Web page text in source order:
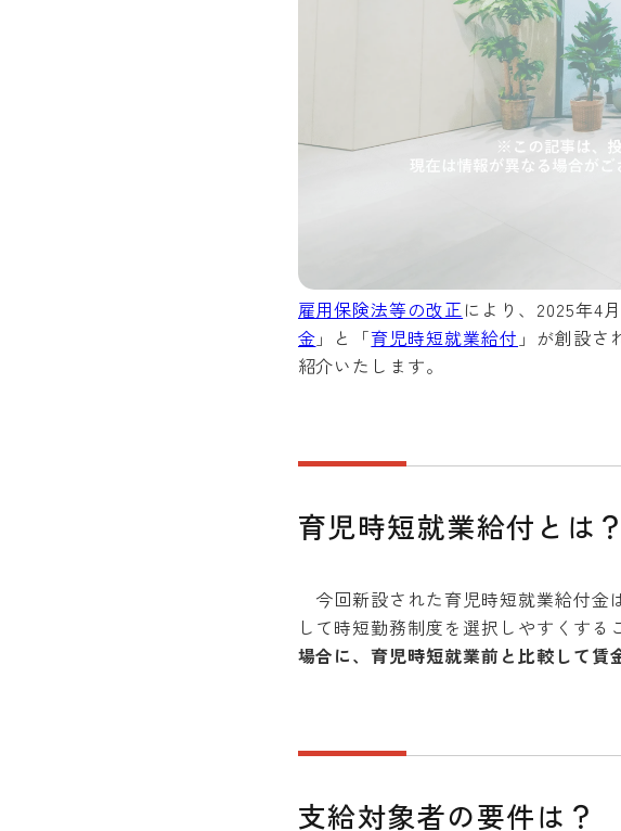
雇用保険法等の改正により、2025年4
金 」と「育児時短就業給付 」が創設さ
紹介いたします。
育児時短就業給付とは？
今回新設された育児時短就業給付金
して時短勤務制度を選択しやすくする
場合に、育児時短就業前と比較して賃
支給対象者の要件は？